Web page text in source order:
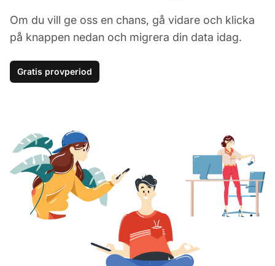
Om du vill ge oss en chans, gå vidare och klicka
på knappen nedan och migrera din data idag.
Gratis provperiod